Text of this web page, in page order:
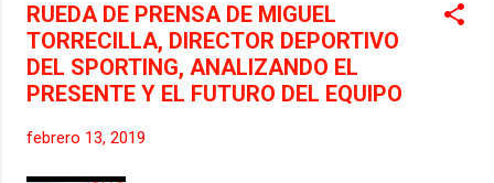
RUEDA DE PRENSA DE MIGUEL
TORRECILLA, DIRECTOR DEPORTIVO
DEL SPORTING, ANALIZANDO EL
PRESENTE Y EL FUTURO DEL EQUIPO
febrero 13, 2019